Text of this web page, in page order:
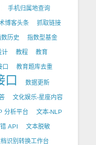
手机归属地查询
博客头条 抓取链接
数历史 指数型基金
计 教程 教育
口 教育题库去重
口 数据更新
文化娱乐-星座内容
分析平台 文本-NLP
API 文本脱敏
识别转换工作台